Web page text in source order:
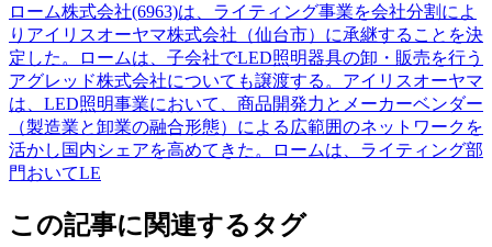
ローム株式会社(6963)は、ライティング事業を会社分割によ
りアイリスオーヤマ株式会社（仙台市）に承継することを決
定した。ロームは、子会社でLED照明器具の卸・販売を行う
アグレッド株式会社についても譲渡する。アイリスオーヤマ
は、LED照明事業において、商品開発力とメーカーベンダー
（製造業と卸業の融合形態）による広範囲のネットワークを
活かし国内シェアを高めてきた。ロームは、ライティング部
門おいてLE
この記事に関連するタグ